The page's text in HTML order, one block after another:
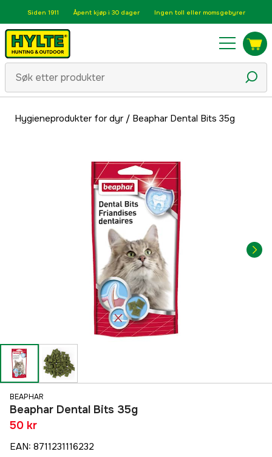
Siden 1911 Åpent kjøp i 30 dager Ingen toll eller momsgebyrer
Hygieneprodukter for dyr/ Beaphar Dental Bits 35g
BEAPHAR
Beaphar Dental Bits 35g
50 kr
EAN: 8711231116232